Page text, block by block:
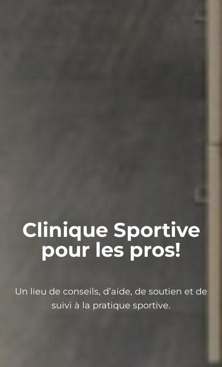
Clinique Sportive
pour les pros!
Un lieu de conseils, d’aide, de soutien et de
suivi à la pratique sportive.